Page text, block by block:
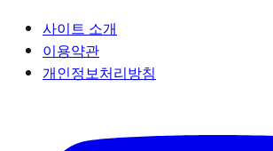
사이트 소개
이용약관
개인정보처리방침